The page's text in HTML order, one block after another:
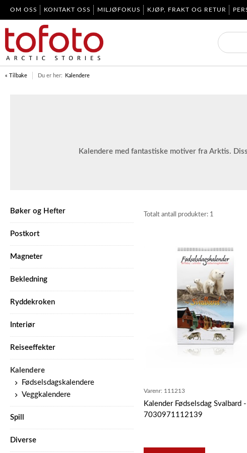
OM OSS KONTAKT OSS MILJØFOKUS KJØP, FRAKT OG RETUR
« Tilbake Du er her: Kalendere
Kalendere med fantastiske motiver fra Arktis.
Bøker og Hefter
Postkort
Magneter
Bekledning
Ryddekroken
Interiør
Reiseeffekter
Kalendere
Fødselsdagskalendere
Veggkalendere
Spill
Diverse
Totalt antall produkter: 1
Varenr: 111213
Kalender Fødselsdag Svalbard
7030971112139